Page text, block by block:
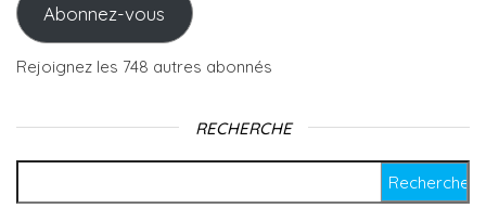
Abonnez-vous
Rejoignez les 748 autres abonnés
RECHERCHE